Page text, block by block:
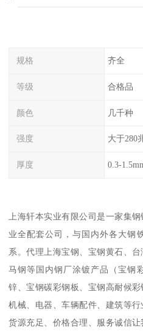
规格 齐全
等级 合格品
颜色 几千种
强度 大于280
厚度 0.3-
上海轩本实业有限公司是一家集
业全配套公司，与国内外各大钢
系。代理上海宝钢、宝钢黄石、台
马钢等国内钢厂涂镀产品（宝钢
锌、宝钢碳彩钢板、宝钢高耐候彩
机械、电器、车辆配件、建筑等行
货源充足、价格合理、服务诚信